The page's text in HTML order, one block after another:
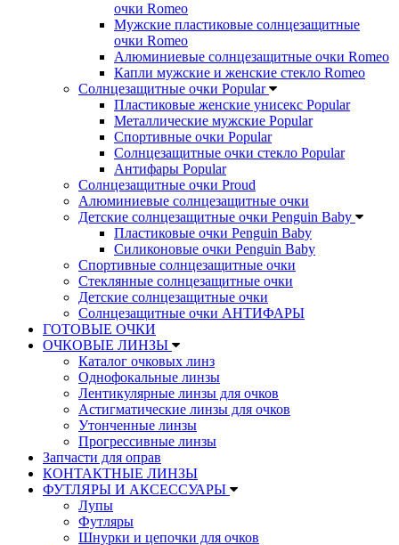
очки Romeo
Мужские пластиковые солнцезащитные
очки Romeo
Алюминиевые солнцезащитные очки Romeo
Капли мужские и женские стекло Romeo
Солнцезащитные очки Popular
Пластиковые женские унисекс Popular
Металлические мужские Popular
Спортивные очки Popular
Солнцезащитные очки стекло Popular
Aнтифары Popular
Солнцезащитные очки Proud
Алюминиевые солнцезащитные очки
Детские солнцезащитные очки Penguin Baby
Пластиковые очки Penguin Baby
Силиконовые очки Penguin Baby
Спортивные солнцезащитные очки
Стеклянные солнцезащитные очки
Детские солнцезащитные очки
Солнцезащитные очки АНТИФАРЫ
ГОТОВЫЕ ОЧКИ
ОЧКОВЫЕ ЛИНЗЫ
Каталог очковых линз
Однофокальные линзы
Лентикулярные линзы для очков
Астигматические линзы для очков
Утонченные линзы
Прогрессивные линзы
Запчасти для оправ
КОНТАКТНЫЕ ЛИНЗЫ
ФУТЛЯРЫ И АКСЕССУАРЫ
Лупы
Футляры
Шнурки и цепочки для очков